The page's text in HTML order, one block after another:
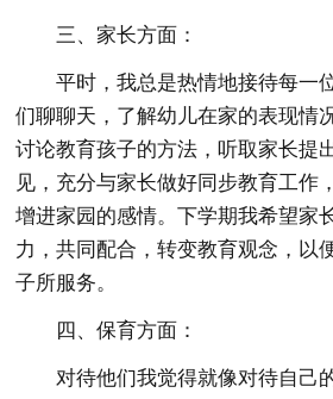
三、家长方面：
平时，我总是热情地接待每一
们聊聊天，了解幼儿在家的表现情
讨论教育孩子的方法，听取家长提
见，充分与家长做好同步教育工作
增进家园的感情。下学期我希望家
力，共同配合，转变教育观念，以
子所服务。
四、保育方面：
对待他们我觉得就像对待自己